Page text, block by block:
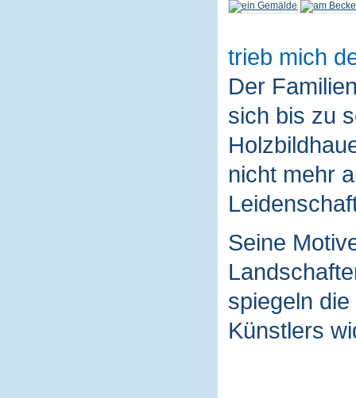
trieb mich
Der
sich bis zu
nicht mehr
Seine
spiegeln
Künstlers